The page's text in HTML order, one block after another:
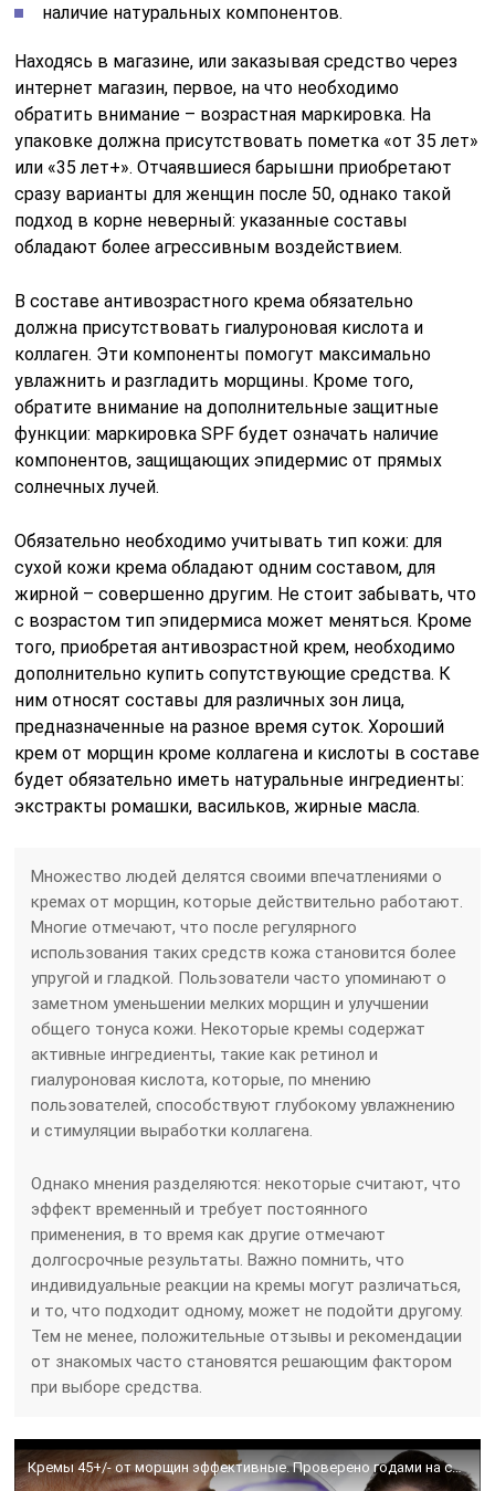
наличие натуральных компонентов.
Находясь в магазине, или заказывая средство через
интернет магазин, первое, на что необходимо
обратить внимание – возрастная маркировка. На
упаковке должна присутствовать пометка «от 35 лет»
или «35 лет+». Отчаявшиеся барышни приобретают
сразу варианты для женщин после 50, однако такой
подход в корне неверный: указанные составы
обладают более агрессивным воздействием.
В составе антивозрастного крема обязательно
должна присутствовать гиалуроновая кислота и
коллаген. Эти компоненты помогут максимально
увлажнить и разгладить морщины. Кроме того,
обратите внимание на дополнительные защитные
функции: маркировка SPF будет означать наличие
компонентов, защищающих эпидермис от прямых
солнечных лучей.
Обязательно необходимо учитывать тип кожи: для
сухой кожи крема обладают одним составом, для
жирной – совершенно другим. Не стоит забывать, что
с возрастом тип эпидермиса может меняться. Кроме
того, приобретая антивозрастной крем, необходимо
дополнительно купить сопутствующие средства. К
ним относят составы для различных зон лица,
предназначенные на разное время суток. Хороший
крем от морщин кроме коллагена и кислоты в составе
будет обязательно иметь натуральные ингредиенты:
экстракты ромашки, васильков, жирные масла.
Множество людей делятся своими впечатлениями о
кремах от морщин, которые действительно работают.
Многие отмечают, что после регулярного
использования таких средств кожа становится более
упругой и гладкой. Пользователи часто упоминают о
заметном уменьшении мелких морщин и улучшении
общего тонуса кожи. Некоторые кремы содержат
активные ингредиенты, такие как ретинол и
гиалуроновая кислота, которые, по мнению
пользователей, способствуют глубокому увлажнению
и стимуляции выработки коллагена.
Однако мнения разделяются: некоторые считают, что
эффект временный и требует постоянного
применения, в то время как другие отмечают
долгосрочные результаты. Важно помнить, что
индивидуальные реакции на кремы могут различаться,
и то, что подходит одному, может не подойти другому.
Тем не менее, положительные отзывы и рекомендации
от знакомых часто становятся решающим фактором
при выборе средства.
Кремы 45+/- от морщин эффективные. Проверено годами на себе.